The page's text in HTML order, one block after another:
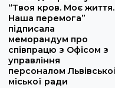
“Твоя кров. Моє життя.
Наша перемога”
підписала
меморандум про
співпрацю з Офісом з
управління
персоналом
міської ради